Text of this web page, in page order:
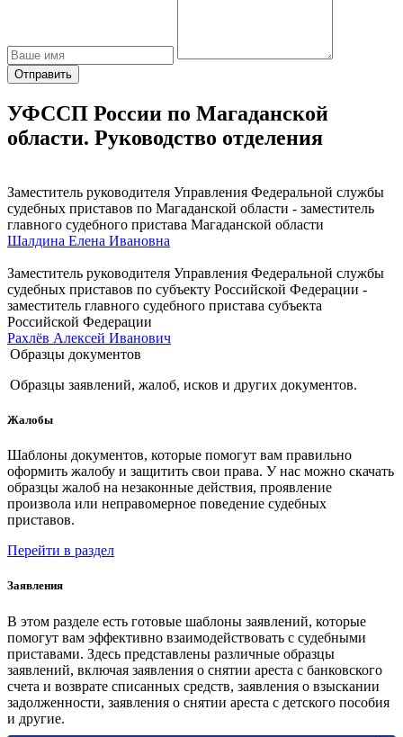
Отправить
УФССП России по Магаданской
области. Руководство отделения
Заместитель руководителя Управления Федеральной службы
судебных приставов по Магаданской области - заместитель
главного судебного пристава Магаданской области
Шалдина Елена Ивановна
Заместитель руководителя Управления Федеральной службы
судебных приставов по субъекту Российской Федерации -
заместитель главного судебного пристава субъекта
Российской Федерации
Рахлёв Алексей Иванович
Образцы документов
Образцы заявлений, жалоб, исков и других документов.
Жалобы
Шаблоны документов, которые помогут вам правильно
оформить жалобу и защитить свои права. У нас можно скачать
образцы жалоб на незаконные действия, проявление
произвола или неправомерное поведение судебных
приставов.
Перейти в раздел
Заявления
В этом разделе есть готовые шаблоны заявлений, которые
помогут вам эффективно взаимодействовать с судебными
приставами. Здесь представлены различные образцы
заявлений, включая заявления о снятии ареста с банковского
счета и возврате списанных средств, заявления о взыскании
задолженности, заявления о снятии ареста с детского пособия
и другие.